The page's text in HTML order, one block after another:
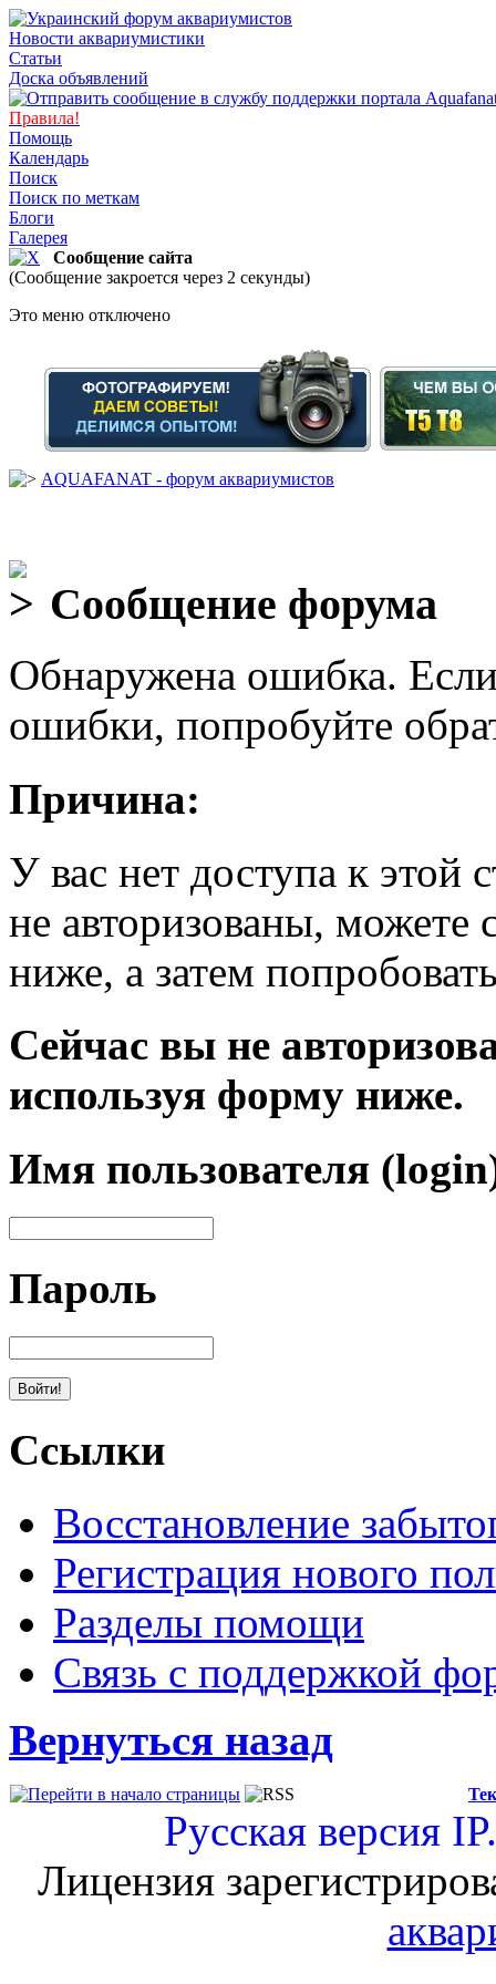
Новости аквариумистики
Статьи
Доска объявлений
Правила!
Помощь
Календарь
Поиск
Поиск по меткам
Блоги
Галерея
Сообщение сайта
(Сообщение закроется через 2 секунды)
Это меню отключено
AQUAFANAT - форум аквариумистов
Сообщение форума
Обнаружена ошибка.
ошибки, попробуйте
Причина:
У вас нет доступа к
не авторизованы, можете
ниже, а затем
Сейчас вы не
используя форму ниже.
Имя пользователя
Пароль
Ссылки
Восстановление
Регистрация нового
Разделы помощи
Связь с поддержкой
Вернуться назад
Русская версия
Лицензия